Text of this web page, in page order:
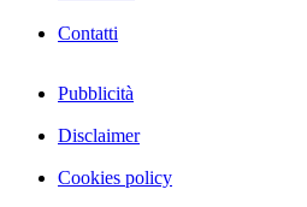
Contatti
Pubblicità
Disclaimer
Cookies policy